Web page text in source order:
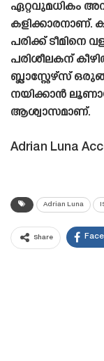
ഏറ്റവുമധികം
കളിക്കാരനാണ്.
പരിക്ക് ടീമിനെ
പരിശീലകന്
ബ്ലാസ്റ്റേഴ്‌സ്
നയിക്കാൻ
ആശ്വാസമാണ്.
Adrian Luna
Adrian Luna
Share